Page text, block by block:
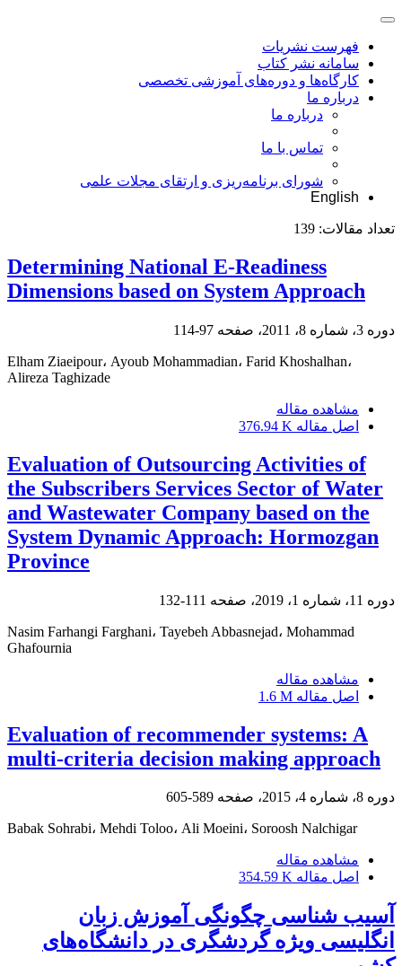
فهرست نشریات
سامانه نشر کتاب
کارگاه‌ها و دوره‌های آموزشی تخصصی
درباره ما
درباره ما
تماس با ما
شورای برنامه‌ریزی و ارتقای مجلات علمی
English
تعداد مقالات: 139
Determining National E-Readiness
Dimensions based on System Approach
دوره 3، شماره 8، 2011، صفحه 97-114
Elham Ziaeipour، Ayoub Mohammadian، Farid Khoshalhan،
Alireza Taghizade
مشاهده مقاله
اصل مقاله 376.94 K
Evaluation of Outsourcing Activities of
the Subscribers Services Sector of Water
and Wastewater Company based on the
System Dynamic Approach: Hormozgan
Province
دوره 11، شماره 1، 2019، صفحه 111-132
Nasim Farhangi Farghani، Tayebeh Abbasnejad، Mohammad
Ghafournia
مشاهده مقاله
اصل مقاله 1.6 M
Evaluation of recommender systems: A
multi-criteria decision making approach
دوره 8، شماره 4، 2015، صفحه 589-605
Babak Sohrabi، Mehdi Toloo، Ali Moeini، Soroosh Nalchigar
مشاهده مقاله
اصل مقاله 354.59 K
آسیب شناسی چگونگی آموزش زبان
انگلیسی ویژه گردشگری در دانشگاه‌های